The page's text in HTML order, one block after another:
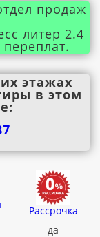
продаж
литер 2.4
этажах
в этом
Рассрочка
да